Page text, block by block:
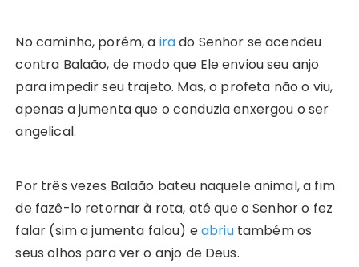
No caminho, porém, a irado Senhor se acendeu
contra Balaão, de modo que Ele enviou seu anjo
para impedir seu trajeto. Mas, o profeta não o viu,
apenas a jumenta que o conduzia enxergou o ser
angelical.
Por três vezes Balaão bateu naquele animal, a fim
de fazê-lo retornar à rota, até que o Senhor o fez
falar (sim a jumenta falou) eabriutambém os
seus olhos para ver o anjo de Deus.